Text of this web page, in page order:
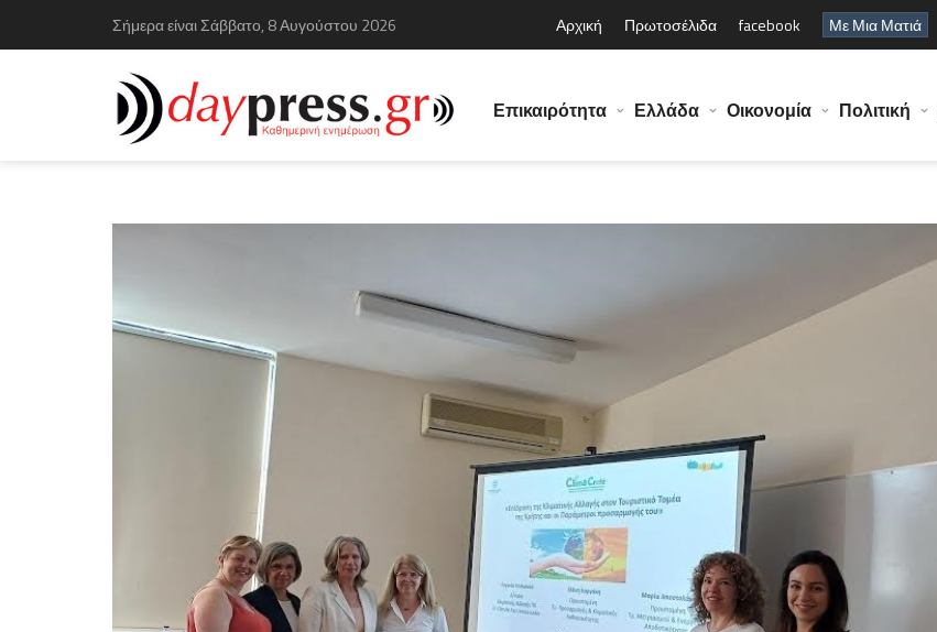
Σήμερα είναι Σάββατο, 8 Αυγούστου 2026 Αρχική Πρωτοσέλιδα facebook Με Μια Ματιά
Επικαιρότητα Ελλάδα Οικονομία Πολιτική